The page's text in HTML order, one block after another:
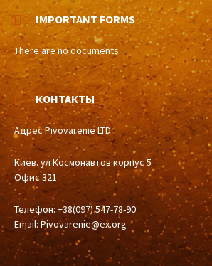
IMPORTANT FORMS
There are no documents
КОНТАКТЫ
Адрес Pivovarenie LTD
Киев. ул Космонавтов корпус 5
Офис 321
Телефон: +38(097) 547-78-90
Email: Pivovarenie@ex.org